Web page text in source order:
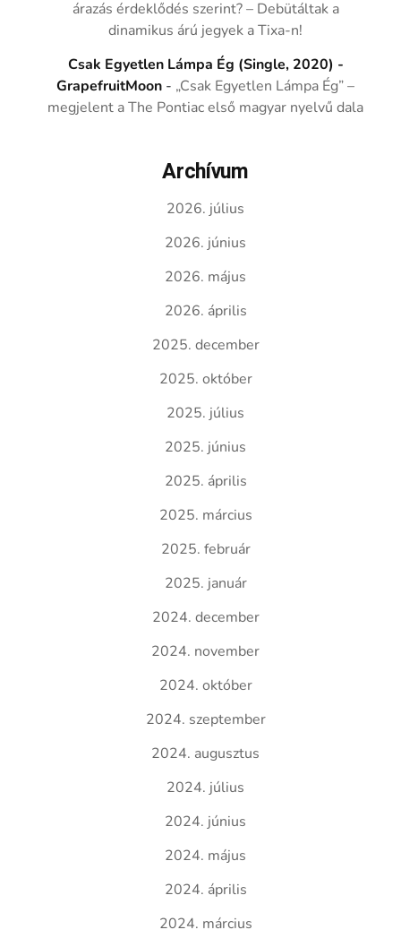
árazás érdeklődés szerint? – Debütáltak a
dinamikus árú jegyek a Tixa-n!
Csak Egyetlen Lámpa Ég (Single, 2020) -
GrapefruitMoon - „Csak Egyetlen Lámpa Ég” –
megjelent a The Pontiac első magyar nyelvű dala
Archívum
2026. július
2026. június
2026. május
2026. április
2025. december
2025. október
2025. július
2025. június
2025. április
2025. március
2025. február
2025. január
2024. december
2024. november
2024. október
2024. szeptember
2024. augusztus
2024. július
2024. június
2024. május
2024. április
2024. március